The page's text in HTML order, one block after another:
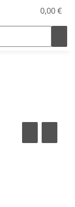
0,00 €